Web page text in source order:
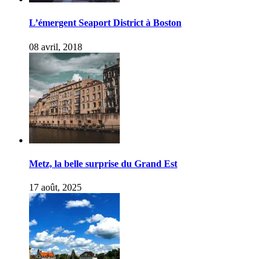
L’émergent Seaport District à Boston
08 avril, 2018
Metz, la belle surprise du Grand Est
17 août, 2025